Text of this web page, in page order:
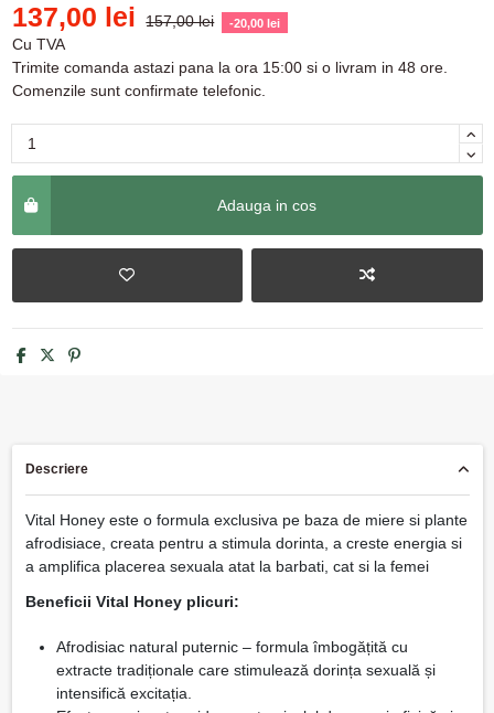
137,00 lei 157,00 lei -20,00 lei
Cu TVA
Trimite comanda astazi pana la ora 15:00 si o livram in 48 ore.
Comenzile sunt confirmate telefonic.
Adauga in cos
Descriere
Vital Honey este o formula exclusiva pe baza de miere si plante
afrodisiace, creata pentru a stimula dorinta, a creste energia si
a amplifica placerea sexuala atat la barbati, cat si la femei
Beneficii Vital Honey plicuri:
Afrodisiac natural puternic – formula îmbogățită cu
extracte tradiționale care stimulează dorința sexuală și
intensifică excitația.